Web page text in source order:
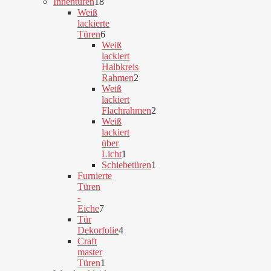
Produkte
Produkte
Weiß
lackierte
Türen6
Produkte
Weiß
lackiert
Halbkreis
Rahmen2
2
Produkte
Weiß
lackiert
Flachrahmen2
2
Produkte
Weiß
lackiert
über
Licht1
1
Produkt
Schiebetüren1
1
Furnierte
Türen
-
Eiche7
7
Produkte
Tür
Dekorfolie4
4
Produkte
Craft
master
Türen1